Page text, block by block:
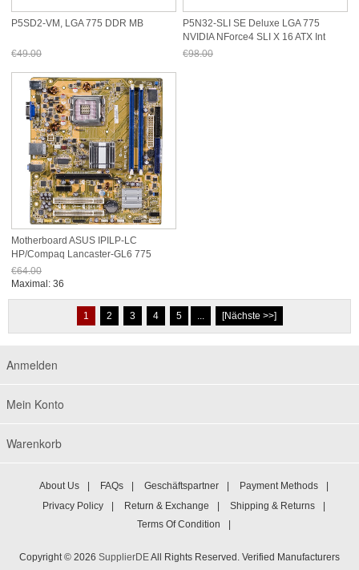
P5SD2-VM, LGA 775 DDR MB
€49.00
P5N32-SLI SE Deluxe LGA 775
NVIDIA NForce4 SLI X 16 ATX Int
€98.00
Motherboard ASUS IPILP-LC
HP/Compaq Lancaster-GL6 775
€64.00
Jetzt nur noch €59.52
Maximal: 36
1 2 3 4 5 ... [Nächste >>]
Anmelden
Mein Konto
Warenkorb
About Us FAQs Geschäftspartner Payment Methods
Privacy Policy
Return & Exchange Shipping & Returns
Terms Of Condition
Copyright © 2026 SupplierDEAll Rights Reserved. Verified Manufacturers